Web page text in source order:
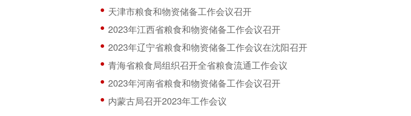
天津市粮食和物资储备工作会议召开
2023年江西省粮食和物资储备工作会议召开
2023年辽宁省粮食和物资储备工作会议在沈阳召开
青海省粮食局组织召开全省粮食流通工作会议
2023年河南省粮食和物资储备工作会议召开
内蒙古局召开2023年工作会议